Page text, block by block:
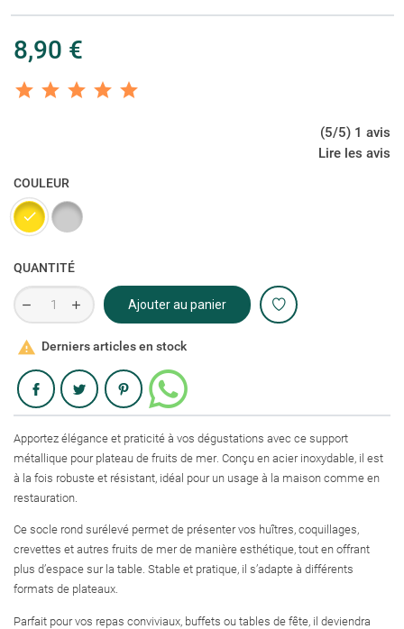
8,90 €
(5/5) 1 avis
Lire les avis
COULEUR
Doré
Argenté
QUANTITÉ
Ajouter au panier
 Derniers articles en stock
Partager
Apportez élégance et praticité à vos dégustations avec ce support
métallique pour plateau de fruits de mer. Conçu en acier inoxydable, il est
à la fois robuste et résistant, idéal pour un usage à la maison comme en
restauration.
Ce socle rond surélevé permet de présenter vos huîtres, coquillages,
crevettes et autres fruits de mer de manière esthétique, tout en offrant
plus d’espace sur la table. Stable et pratique, il s’adapte à différents
formats de plateaux.
Parfait pour vos repas conviviaux, buffets ou tables de fête, il deviendra